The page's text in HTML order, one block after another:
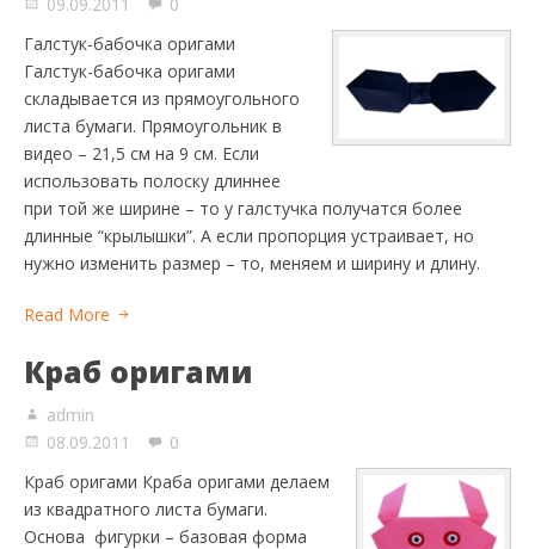
Галстук-бабочка оригами
Галстук-бабочка оригами
складывается из прямоугольного
листа бумаги. Прямоугольник в
видео – 21,5 см на 9 см. Если
использовать полоску длиннее
при той же ширине – то у галстучка получатся более
длинные “крылышки”. А если пропорция устраивает, но
нужно изменить размер – то, меняем и ширину и длину.
Read More
Краб оригами
admin
08.09.2011
0
Краб оригами Краба оригами делаем
из квадратного листа бумаги.
Основа фигурки – базовая форма